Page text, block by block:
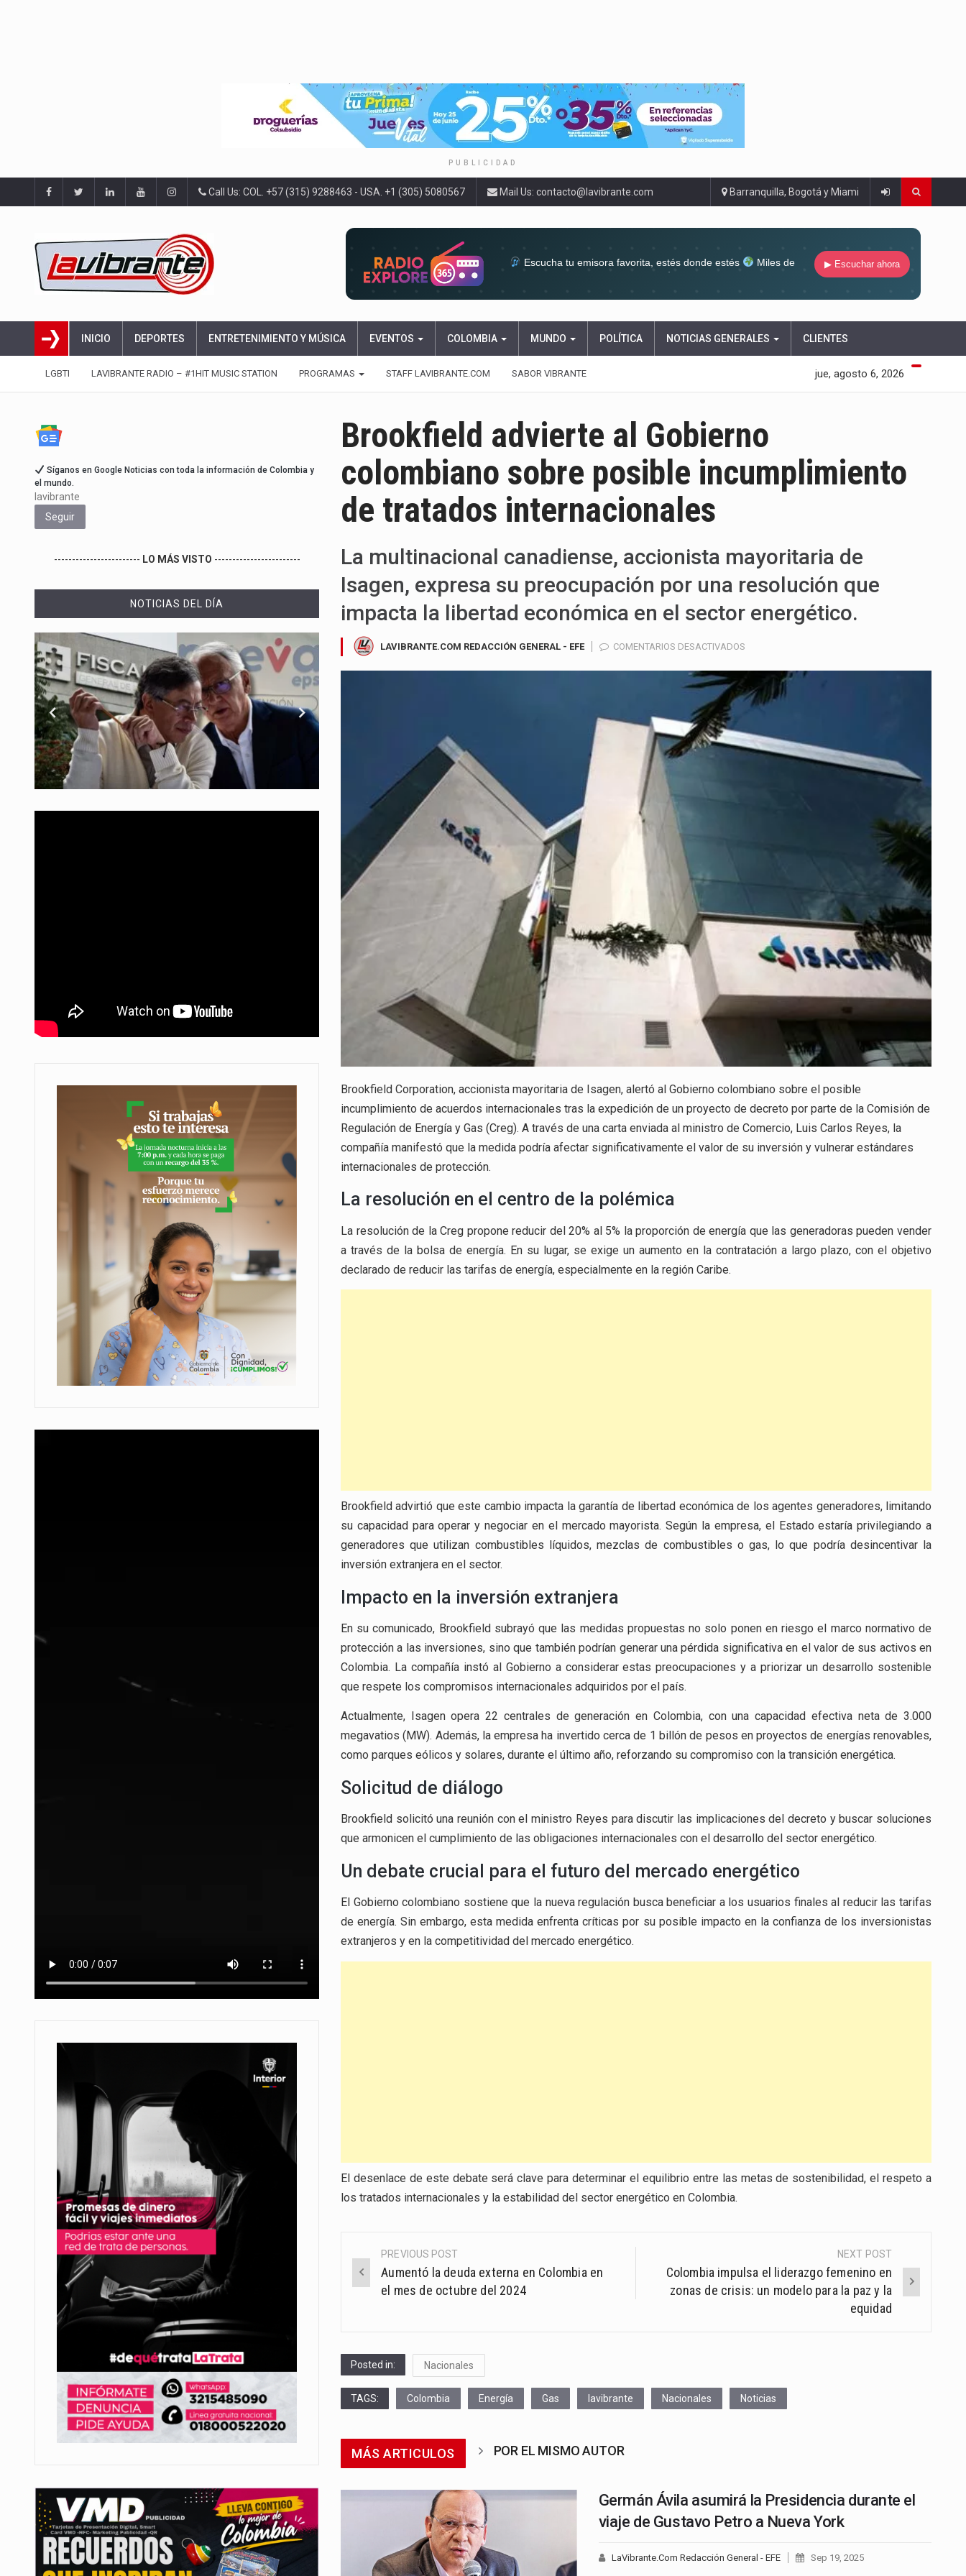
PUBLICIDAD
Call Us: COL. +57 (315) 9288463 - USA. +1 (305) 5080567 Mail Us: contacto@lavibrante.com Barranquilla, Bogotá y Miami
Escucha tu emisora favorita, estés donde estés
Miles de
▶ Escuchar ahora
INICIO DEPORTES ENTRETENIMIENTO Y MÚSICA EVENTOS COLOMBIA MUNDO POLÍTICA NOTICIAS GENERALES CLIENTES
LGBTI LAVIBRANTE RADIO – #1HIT MUSIC STATION PROGRAMAS STAFF LAVIBRANTE.COM SABOR VIBRANTE jue, agosto 6, 2026
Brookfield advierte al Gobierno
colombiano sobre posible incumplimiento
de tratados internacionales
La multinacional canadiense, accionista mayoritaria de
Isagen, expresa su preocupación por una resolución que
impacta la libertad económica en el sector energético.
LAVIBRANTE.COM REDACCIÓN GENERAL - EFE COMENTARIOS DESACTIVADOS
ADVIERTE
AL
GOBIERNO
SOBRE
POSIBLE
INCUMPLIMIENTO
Brookfield Corporation, accionista mayoritaria de Isagen, alertó al Gobierno colombiano sobre el posible
incumplimiento de acuerdos internacionales tras la expedición de un proyecto de decreto por parte de la Comisión de
Regulación de Energía y Gas (Creg). A través de una carta enviada al ministro de Comercio, Luis Carlos Reyes, la
compañía manifestó que la medida podría afectar significativamente el valor de su inversión y vulnerar estándares
internacionales de protección.
La resolución en el centro de la polémica
La resolución de la Creg propone reducir del 20% al 5% la proporción de energía que las generadoras pueden vender
a través de la bolsa de energía. En su lugar, se exige un aumento en la contratación a largo plazo, con el objetivo
declarado de reducir las tarifas de energía, especialmente en la región Caribe.
Brookfield advirtió que este cambio impacta la garantía de libertad económica de los agentes generadores, limitando
su capacidad para operar y negociar en el mercado mayorista. Según la empresa, el Estado estaría privilegiando a
generadores que utilizan combustibles líquidos, mezclas de combustibles o gas, lo que podría desincentivar la
inversión extranjera en el sector.
Impacto en la inversión extranjera
En su comunicado, Brookfield subrayó que las medidas propuestas no solo ponen en riesgo el marco normativo de
protección a las inversiones, sino que también podrían generar una pérdida significativa en el valor de sus activos en
Colombia. La compañía instó al Gobierno a considerar estas preocupaciones y a priorizar un desarrollo sostenible
que respete los compromisos internacionales adquiridos por el país.
Actualmente, Isagen opera 22 centrales de generación en Colombia, con una capacidad efectiva neta de 3.000
megavatios (MW). Además, la empresa ha invertido cerca de 1 billón de pesos en proyectos de energías renovables,
como parques eólicos y solares, durante el último año, reforzando su compromiso con la transición energética.
Solicitud de diálogo
Brookfield solicitó una reunión con el ministro Reyes para discutir las implicaciones del decreto y buscar soluciones
que armonicen el cumplimiento de las obligaciones internacionales con el desarrollo del sector energético.
Un debate crucial para el futuro del mercado energético
El Gobierno colombiano sostiene que la nueva regulación busca beneficiar a los usuarios finales al reducir las tarifas
de energía. Sin embargo, esta medida enfrenta críticas por su posible impacto en la confianza de los inversionistas
extranjeros y en la competitividad del mercado energético.
El desenlace de este debate será clave para determinar el equilibrio entre las metas de sostenibilidad, el respeto a
los tratados internacionales y la estabilidad del sector energético en Colombia.
Post
navigation
PREVIOUS POST
Aumentó la deuda externa en Colombia en
el mes de octubre del 2024
NEXT POST
Colombia impulsa el liderazgo femenino en
zonas de crisis: un modelo para la paz y la
equidad
Posted in: Nacionales
TAGS: Colombia Energía Gas lavibrante Nacionales Noticias
MÁS ARTICULOS POR EL MISMO AUTOR
Germán Ávila asumirá la Presidencia durante el
viaje de Gustavo Petro a Nueva York
LaVibrante.Com Redacción General - EFE Sep 19, 2025
Síganos en Google Noticias con toda la información de Colombia y
el mundo.
lavibrante
Seguir
------------------------ LO MÁS VISTO ------------------------
NOTICIAS DEL DÍA